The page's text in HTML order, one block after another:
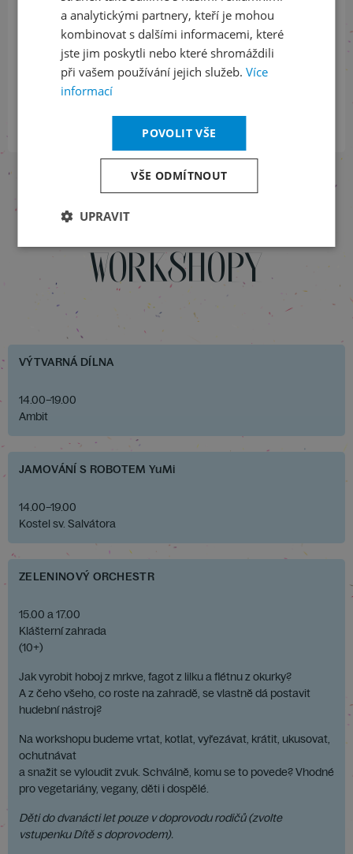
projekci s živou hudbou. Nahlédněte do samé struktury věcí,
života rostlin i mikroskopických živočichů
a objevujte skrytou krásu. Prolétneme se sousedními
galaxiemi i barevnými vortexy černých děr.
VSTUP VOLNÝ
WORKSHOPY
VÝTVARNÁ DÍLNA
14.00–19.00
Ambit
JAMOVÁNÍ S ROBOTEM YuMi
14.00–19.00
Kostel sv. Salvátora
ZELENINOVÝ ORCHESTR
15.00 a 17.00
Klášterní zahrada
(10+)
Jak vyrobit hoboj z mrkve, fagot z lilku a flétnu z okurky?
A z čeho všeho, co roste na zahradě, se vlastně dá postavit
hudební nástroj?
Na workshopu budeme vrtat, kotlat, vyřezávat, krátit, ukusovat,
ochutnávat
a snažit se vyloudit zvuk. Schválně, komu se to povede? Vhodné
pro vegetariány, vegany, děti i dospělé.
Děti do dvanácti let pouze v doprovodu rodičů (zvolte
vstupenku Dítě s doprovodem).
a analytickými partnery, kteří je mohou
kombinovat s dalšími informacemi, které
jste jim poskytli nebo které shromáždili
při vašem používání jejich služeb. Více
informací
POVOLIT VŠE
VŠE ODMÍTNOUT
UPRAVIT